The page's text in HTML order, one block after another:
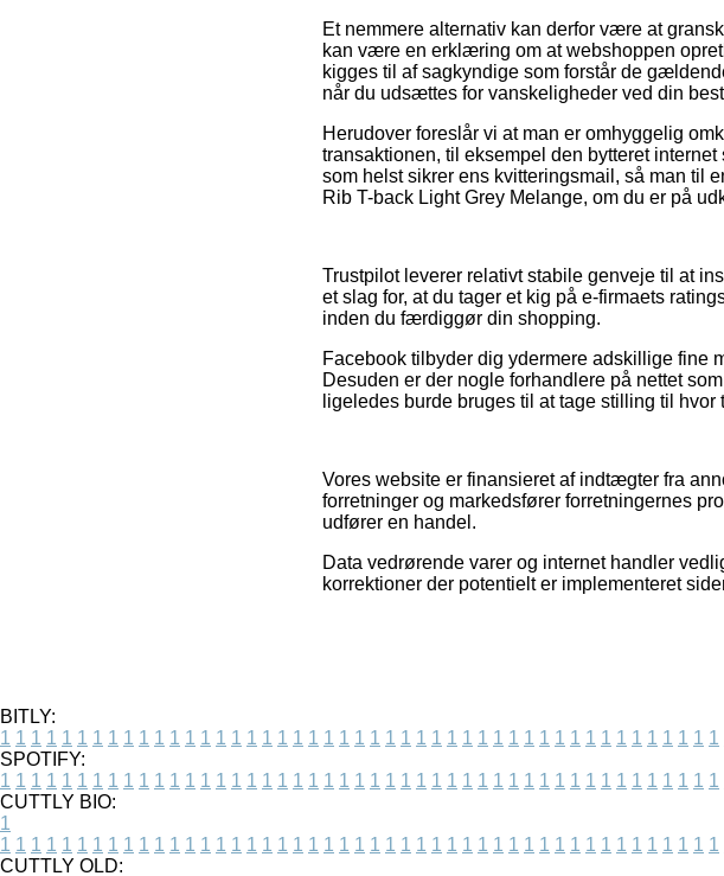
Et nemmere alternativ kan derfor være at
kan være en erklæring om at webshoppen
kigges til af sagkyndige som forstår de
når du udsættes for vanskeligheder ved din
Herudover foreslår vi at man er omhyggelig
transaktionen, til eksempel den bytteret
som helst sikrer ens kvitteringsmail, så man til
Rib T-back Light Grey Melange, om du er på
Trustpilot leverer relativt stabile genveje til at
et slag for, at du tager et kig på e-firmaets
inden du færdiggør din shopping.
Facebook tilbyder dig ydermere adskillige fine
Desuden er der nogle forhandlere på nettet
ligeledes burde bruges til at tage stilling til hvor
Vores website er finansieret af indtægter fra
forretninger og markedsfører forretningernes
udfører en handel.
Data vedrørende varer og internet handler
korrektioner der potentielt er implementeret
BITLY:
1 1 1 1 1 1 1 1 1 1 1 1 1 1 1 1 1 1 1 1 1 1 1 1 1 1 1 1 1 1 1 1 1 1 1 1 1 1 1 1 1 1 1 1 1 1 1
SPOTIFY:
1 1 1 1 1 1 1 1 1 1 1 1 1 1 1 1 1 1 1 1 1 1 1 1 1 1 1 1 1 1 1 1 1 1 1 1 1 1 1 1 1 1 1 1 1 1 1
CUTTLY BIO:
1
1 1 1 1 1 1 1 1 1 1 1 1 1 1 1 1 1 1 1 1 1 1 1 1 1 1 1 1 1 1 1 1 1 1 1 1 1 1 1 1 1 1 1 1 1 1 1
CUTTLY OLD: